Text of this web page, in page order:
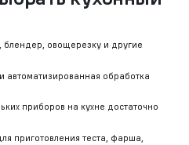
овощерезку и другие
обработка
приборов на кухне достаточно
приготовления теста, фарша,